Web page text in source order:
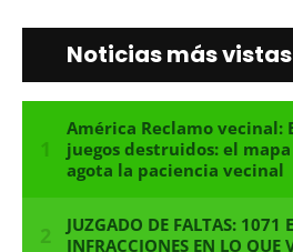
Noticias más vistas